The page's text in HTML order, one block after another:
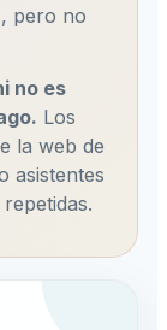
pero no
no es
Los
la web de
asistentes